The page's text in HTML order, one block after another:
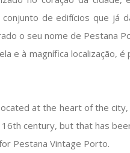
de edifícios que já
o seu nome de Pestana
e à magnífica localização,
at the heart of the city,
century, but that has
Pestana Vintage Porto.